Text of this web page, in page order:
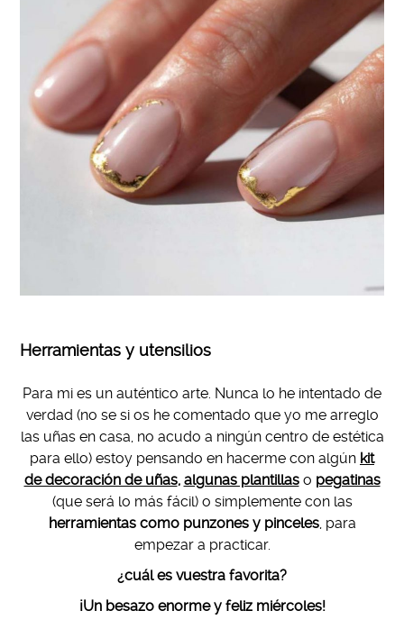
Herramientas y utensilios
Para mi es un auténtico arte. Nunca lo he intentado de
verdad (no se si os he comentado que yo me arreglo
las uñas en casa, no acudo a ningún centro de estética
para ello) estoy pensando en hacerme con algún kit
de decoración de uñas, algunas plantillaso pegatinas
(que será lo más fácil) o simplemente con las
herramientas como punzones y pinceles, para
empezar a practicar.
¿cuál es vuestra favorita?
¡Un besazo enorme y feliz miércoles!